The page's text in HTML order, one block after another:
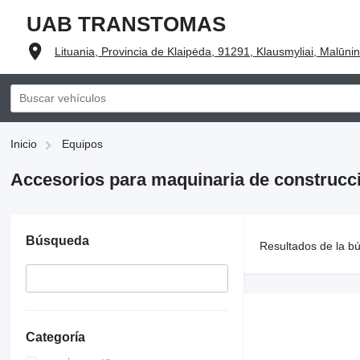
UAB TRANSTOMAS
Lituania, Provincia de Klaipėda, 91291, Klausmyliai,
Inicio Equipos
Accesorios para maquinaria de
Búsqueda
Categoría
Resultados de la